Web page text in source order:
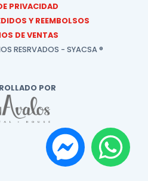
PRIVACIDAD
Y REEMBOLSOS
DE VENTAS
RESRVADOS - SYACSA ®
POR